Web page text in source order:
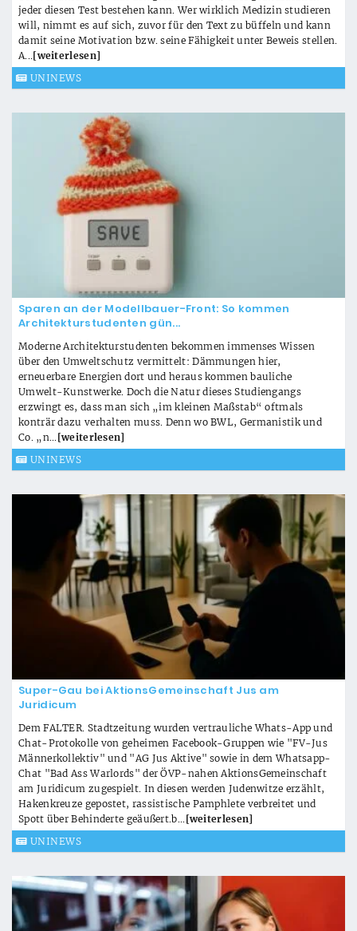
jeder diesen Test bestehen kann. Wer wirklich Medizin studieren
will, nimmt es auf sich, zuvor für den Text zu büffeln und kann
damit seine Motivation bzw. seine Fähigkeit unter Beweis stellen.
A... [weiterlesen]
UNINEWS
Sparen an der Modellbauer-Front: So kommen
Architekturstudenten gün...
Moderne Architekturstudenten bekommen immenses Wissen
über den Umweltschutz vermittelt: Dämmungen hier,
erneuerbare Energien dort und heraus kommen bauliche
Umwelt-Kunstwerke. Doch die Natur dieses Studiengangs
erzwingt es, dass man sich „im kleinen Maßstab“ oftmals
konträr dazu verhalten muss. Denn wo BWL, Germanistik und
Co. „n... [weiterlesen]
UNINEWS
Super-Gau bei AktionsGemeinschaft Jus am
Juridicum
Dem FALTER. Stadtzeitung wurden vertrauliche Whats-App und
Chat-Protokolle von geheimen Facebook-Gruppen wie "FV-Jus
Männerkollektiv" und "AG Jus Aktive" sowie in dem Whatsapp-
Chat "Bad Ass Warlords" der ÖVP-nahen AktionsGemeinschaft
am Juridicum zugespielt. In diesen werden Judenwitze erzählt,
Hakenkreuze gepostet, rassistische Pamphlete verbreitet und
Spott über Behinderte geäußert.b... [weiterlesen]
UNINEWS